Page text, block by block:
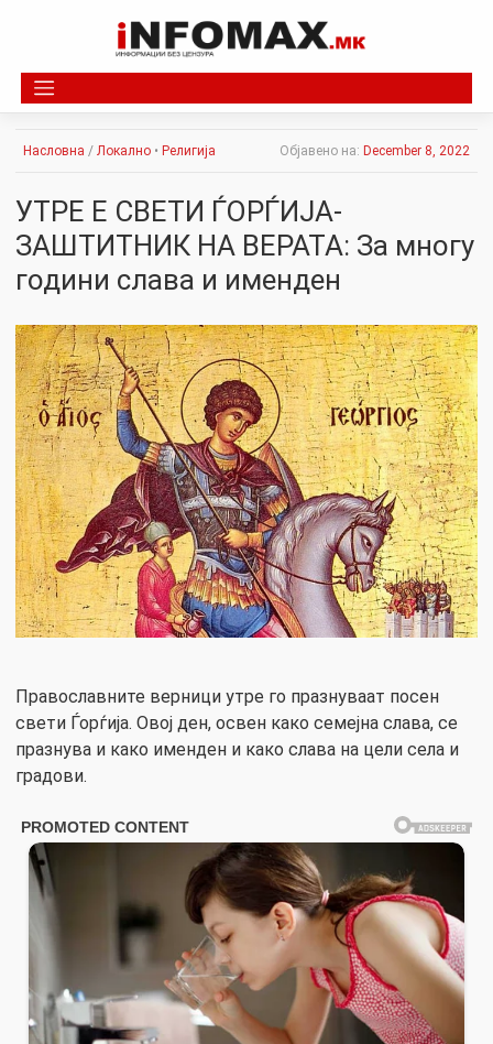
Насловна / Локално • Религија Објавено на: December 8, 2022
УТРЕ Е СВЕТИ ЃОРЃИЈА-
ЗАШТИТНИК НА ВЕРАТА: За многу
години слава и именден
Православните верници утре го празнуваат посен
свети Ѓорѓија. Овој ден, освен како семејна слава, се
празнува и како именден и како слава на цели села и
градови.